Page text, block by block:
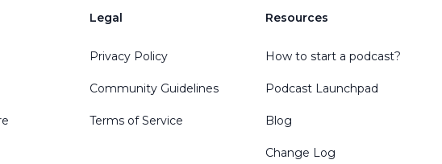
Legal
Privacy Policy
Community Guidelines
Terms of Service
Resources
How to start a podcast?
Podcast Launchpad
Blog
Change Log